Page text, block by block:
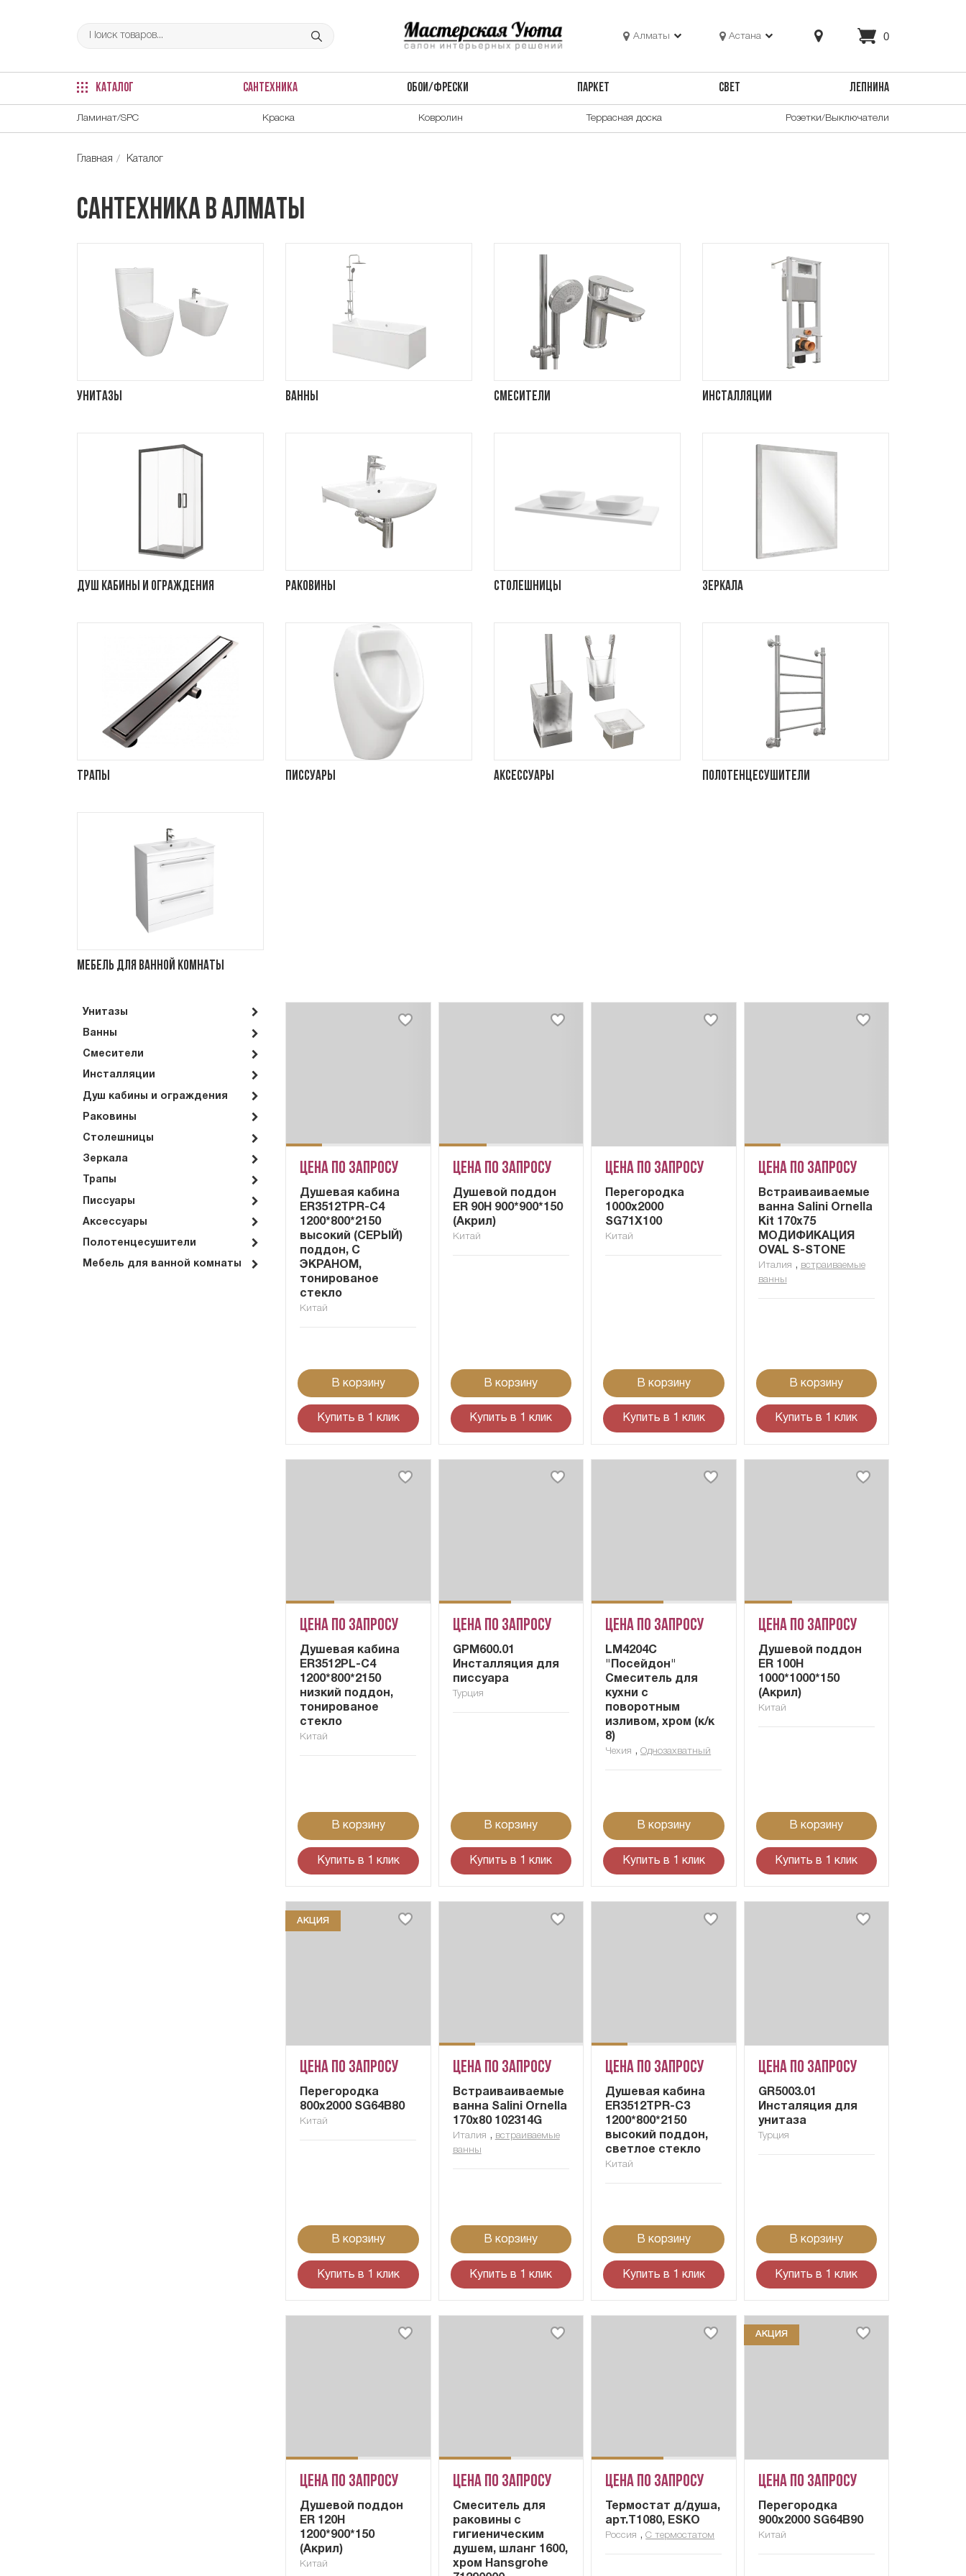
Алматы Астана 0
КАТАЛОГ САНТЕХНИКА ОБОИ/ФРЕСКИ ПАРКЕТ СВЕТ ЛЕПНИНА
Ламинат/SPC Краска Ковролин Террасная доска Розетки/Выключатели
Главная Каталог
Сантехника в Алматы
Унитазы Ванны Смесители Инсталляции
Душ кабины и ограждения Раковины Столешницы Зеркала
Трапы Писсуары Аксессуары Полотенцесушители
Мебель для ванной комнаты
Унитазы
Ванны
Смесители
Инсталляции
Душ кабины и ограждения
Раковины
Столешницы
Зеркала
Трапы
Писсуары
Аксессуары
Полотенцесушители
Мебель для ванной комнаты
Цена по запросу
Душевая кабина
ER3512TPR-C4
1200*800*2150
высокий (СЕРЫЙ)
поддон, С
ЭКРАНОМ,
тонированое
стекло
Китай
В корзину
Купить в 1 клик
Цена по запросу
Душевой поддон
ER 90H 900*900*150
(Акрил)
Китай
В корзину
Купить в 1 клик
Цена по запросу
Перегородка
1000x2000
SG71X100
Китай
В корзину
Купить в 1 клик
Цена по запросу
Встраиваиваемые
ванна Salini Ornella
Kit 170x75
МОДИФИКАЦИЯ
OVAL S-STONE
Италия , встраиваемые
ванны
В корзину
Купить в 1 клик
Цена по запросу
Душевая кабина
ER3512PL-C4
1200*800*2150
низкий поддон,
тонированое
стекло
Китай
В корзину
Купить в 1 клик
Цена по запросу
GPM600.01
Инсталляция для
писсуара
Турция
В корзину
Купить в 1 клик
Цена по запросу
LM4204C
"Посейдон"
Смеситель для
кухни с
поворотным
изливом, хром (к/к
8)
Чехия ,Однозахватный
В корзину
Купить в 1 клик
Цена по запросу
Душевой поддон
ER 100H
1000*1000*150
(Акрил)
Китай
В корзину
Купить в 1 клик
АКЦИЯ
Цена по запросу
Перегородка
800x2000 SG64B80
Китай
В корзину
Купить в 1 клик
Цена по запросу
Встраиваиваемые
ванна Salini Ornella
170x80 102314G
Италия , встраиваемые
ванны
В корзину
Купить в 1 клик
Цена по запросу
Душевая кабина
ER3512TPR-C3
1200*800*2150
высокий поддон,
светлое стекло
Китай
В корзину
Купить в 1 клик
Цена по запросу
GR5003.01
Инсталяция для
унитаза
Турция
В корзину
Купить в 1 клик
Цена по запросу
Душевой поддон
ER 120H
1200*900*150
(Акрил)
Китай
Цена по запросу
Смеситель для
раковины с
гигиеническим
душем, шланг 1600,
хром Hansgrohe
Цена по запросу
Термостат д/душа,
арт.T1080, ESKO
Россия ,С термостатом
АКЦИЯ
Цена по запросу
Перегородка
900x2000 SG64B90
Китай